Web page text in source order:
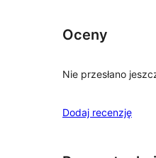
Oceny
Nie przesłano
Dodaj recenzję